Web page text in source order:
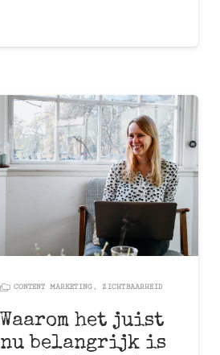
CONTENT MARKETING, ZICHTBAARHEID
Waarom het juist
nu belangrijk is